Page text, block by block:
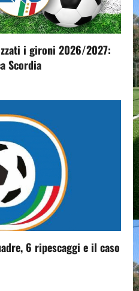
i gironi 2026/2027:
Scordia
6 ripescaggi e il caso